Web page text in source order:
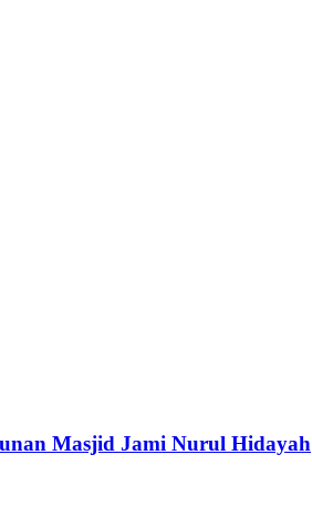
Masjid Jami Nurul Hidayah